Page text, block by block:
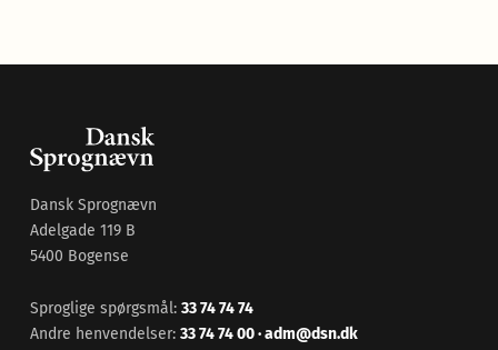
Dansk Sprognævn
Adelgade 119 B
5400 Bogense
Sproglige spørgsmål: 33 74 74 74
Andre henvendelser: 33 74 74 00·adm@dsn.dk